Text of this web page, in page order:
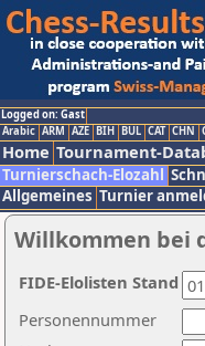
Logged on: Gast
Arabic ARM AZE BIH BUL CAT CHN
Home Tournament-
Turnierschach-Elozahl
Allgemeines Turnier
Willkommen bei
Personennummer
FIDE-Elolisten Stand